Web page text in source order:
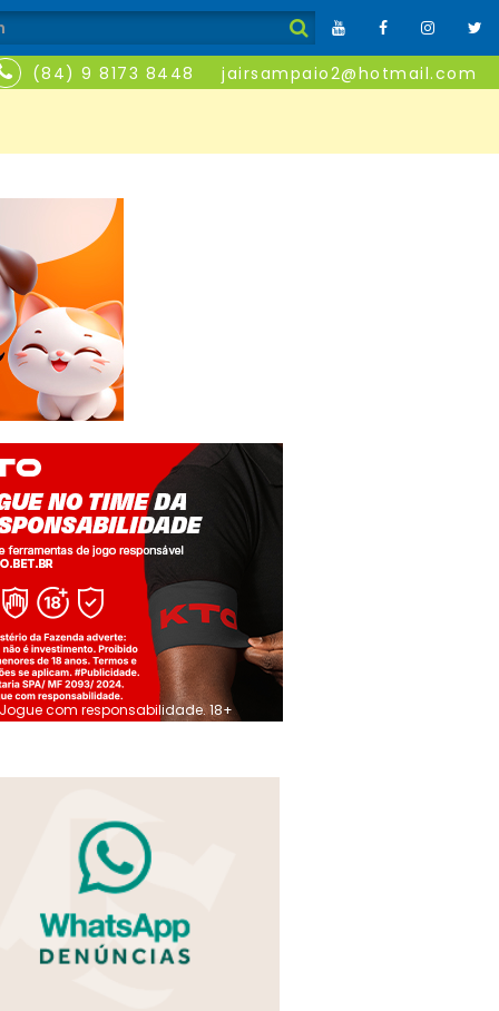
(84) 9 8173 8448 jairsampaio2@hotmail.com
Jogue com responsabilidade. 18+